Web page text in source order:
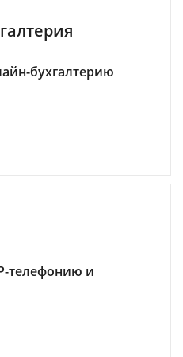
бухгалтерию
телефонию и